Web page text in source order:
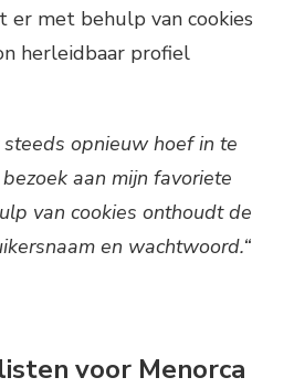
er met behulp van cookies
herleidbaar profiel
opnieuw hoef in te
aan mijn favoriete
van cookies onthoudt de
en wachtwoord.“
voor Menorca